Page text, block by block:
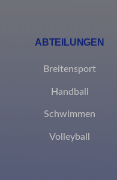
ABTEILUNGEN
Breitensport
Handball
Schwimmen
Volleyball